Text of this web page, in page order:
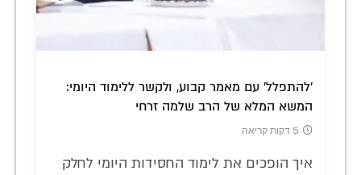
'להתפלל' עם מאמר קבוע, ולקשר ללימוד היומי:
המשא המלא של הרב שלמה זרחי
5 דקות קריאה
איך הופכים את לימוד החסידות היומי לחלק